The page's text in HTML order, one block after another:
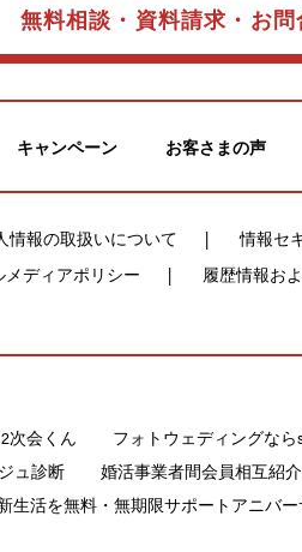
無料相談・資料請求・お問
キャンペーン お客さまの声
情報の取扱いについて 情報セ
メディアポリシー 履歴情報お
次会くん フォトウェディングなら
ュ診断
婚活事業者間会員相互紹
生活を無料・無期限サポートアニバ